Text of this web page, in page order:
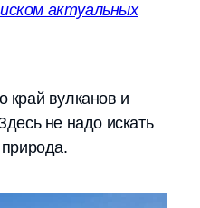
актуальных
край вулканов и
не надо искать
природа.